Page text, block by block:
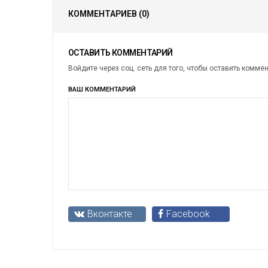
КОММЕНТАРИЕВ (0)
ОСТАВИТЬ КОММЕНТАРИЙ
Войдите через соц. сеть для того, чтобы оставить
ВАШ КОММЕНТАРИЙ
Вконтакте Facebook